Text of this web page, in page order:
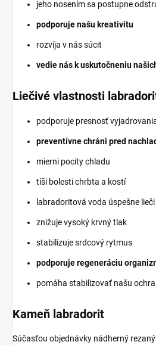
jeho nosením sa postupne
podporuje našu kreativitu
rozvíja v nás súcit
vedie nás k uskutočneniu
Liečivé vlastnosti
podporuje presnosť
preventívne chráni pred
mierni pocity chladu
tíši bolesti chrbta a kostí
labradoritová voda úspešne
znižuje vysoký krvný tlak
stabilizuje srdcový rytmus
podporuje regeneráciu
pomáha stabilizovať našu
Kameň labradorit
Súčasťou objednávky nádherný